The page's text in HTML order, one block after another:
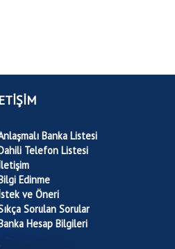
Banka Listesi
Telefon Listesi
Edinme
ve Öneri
Sorulan Sorular
Hesap Bilgileri